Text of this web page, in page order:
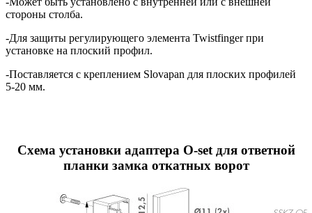
стороны столба.
-Для защиты регулирующего элемента Twistfinger при
установке на плоский профил.
-Поставляется с креплением Slovapan для плоских профилей
5-20 мм.
Схема установки адаптера O-set для ответной
планки замка откатных ворот